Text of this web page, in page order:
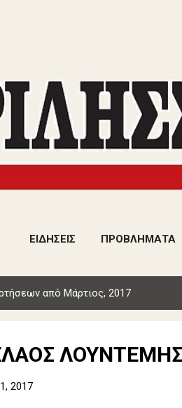
ΕΙΔΗΣΕΙΣ ΠΡΟΒΛΗΜΑΤΑ
από Μάρτιος, 2017
ΛΟΥΝΤΕΜΗΣ
2017